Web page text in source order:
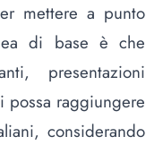
mettere a punto
di base è che
presentazioni
possa raggiungere
considerando